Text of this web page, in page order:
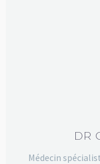
DR
Médecin